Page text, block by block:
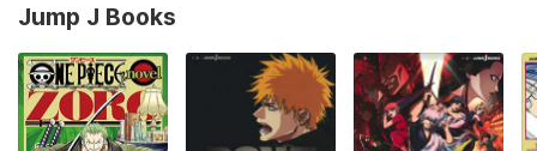
Jump J Books